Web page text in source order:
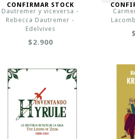
CONFIRMAR STOCK
Dautremer y viceversa -
Rebecca Dautremer -
Edelvives
$2.900